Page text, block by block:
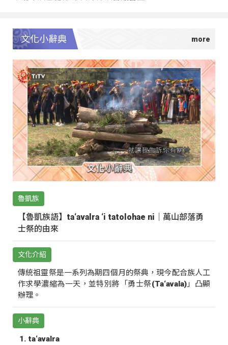
文化小辭典
魯凱族
【魯凱族語】ta‘avalra ‘i tatolohae ni｜萬山部落勇
士祭的由來
文化介紹
傳統祖靈祭是一系列為期四個月的祭典，現今配合族人工
作求學濃縮為一天，並特別將「勇士祭(Ta‘avala)」凸顯
辦理。
小辭典
ta‘avalra